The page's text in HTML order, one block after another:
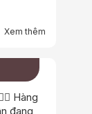
Xem thêm
Hàng
đang